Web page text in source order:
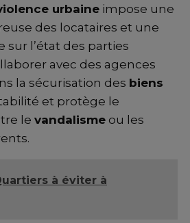
urbaine impose une
des locataires et une
sur l’état des parties
avec des agences
la sécurisation des biens
et protège le
le vandalisme ou les
à éviter à